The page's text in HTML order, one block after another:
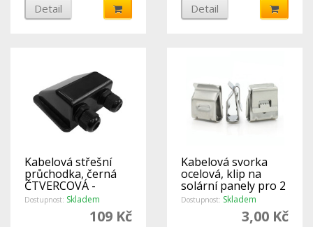
Detail Detail
Kabelová střešní
průchodka, černá
ČTVERCOVÁ -
DOUBLE
Dostupnost: Skladem
109 Kč
Kabelová svorka
ocelová, klip na
solární panely pro 2
kabely
Dostupnost: Skladem
3,00 Kč